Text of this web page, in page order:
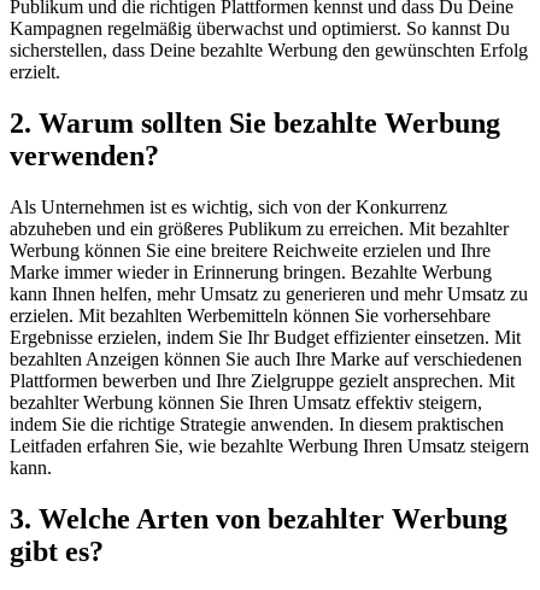
Publikum und die richtigen Plattformen kennst und dass Du Deine
Kampagnen regelmäßig überwachst und optimierst. So kannst Du
sicherstellen, dass Deine bezahlte Werbung den gewünschten Erfolg
erzielt.
2. Warum sollten Sie bezahlte Werbung
verwenden?
Als Unternehmen ist es wichtig, sich von der Konkurrenz
abzuheben und ein größeres Publikum zu erreichen. Mit bezahlter
Werbung können Sie eine breitere Reichweite erzielen und Ihre
Marke immer wieder in Erinnerung bringen. Bezahlte Werbung
kann Ihnen helfen, mehr Umsatz zu generieren und mehr Umsatz zu
erzielen. Mit bezahlten Werbemitteln können Sie vorhersehbare
Ergebnisse erzielen, indem Sie Ihr Budget effizienter einsetzen. Mit
bezahlten Anzeigen können Sie auch Ihre Marke auf verschiedenen
Plattformen bewerben und Ihre Zielgruppe gezielt ansprechen. Mit
bezahlter Werbung können Sie Ihren Umsatz effektiv steigern,
indem Sie die richtige Strategie anwenden. In diesem praktischen
Leitfaden erfahren Sie, wie bezahlte Werbung Ihren Umsatz steigern
kann.
3. Welche Arten von bezahlter Werbung
gibt es?